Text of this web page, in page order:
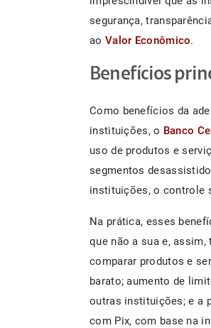
segurança,
ao Valor Econômico.
Benefícios
Como benefícios da
instituições, o Banco
uso de produtos e
segmentos
instituições, o controle
Na prática, esses
que não a sua e,
comparar produtos e
barato; aumento de
outras instituições; e a
com Pix, com base na